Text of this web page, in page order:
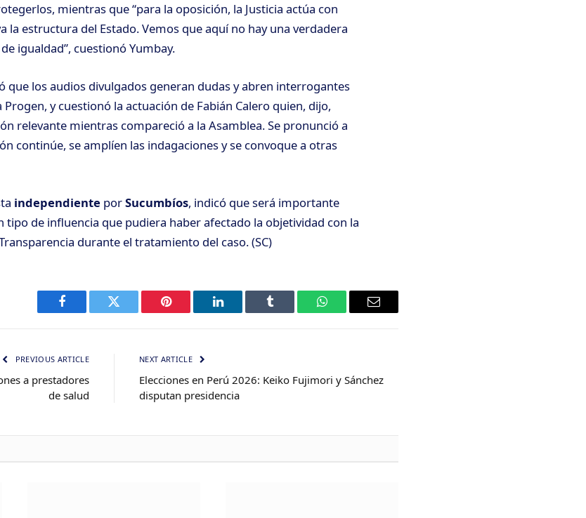
mientras que “para la oposición, la Justicia actúa con
la estructura del Estado. Vemos que aquí no hay una verdadera
igualdad”, cuestionó Yumbay.
que los audios divulgados generan dudas y abren interrogantes
y cuestionó la actuación de Fabián Calero quien, dijo,
relevante mientras compareció a la Asamblea. Se pronunció a
continúe, se amplíen las indagaciones y se convoque a otras
independiente porSucumbíos, indicó que será importante
de influencia que pudiera haber afectado la objetividad con la
durante el tratamiento del caso. (SC)
Facebook Twitter Pinterest LinkedIn Tumblr WhatsAppEmail
PREVIOUS ARTICLE
a prestadores
de salud
NEXT ARTICLE
Elecciones en Perú 2026: Keiko Fujimori y Sánchez
disputan presidencia